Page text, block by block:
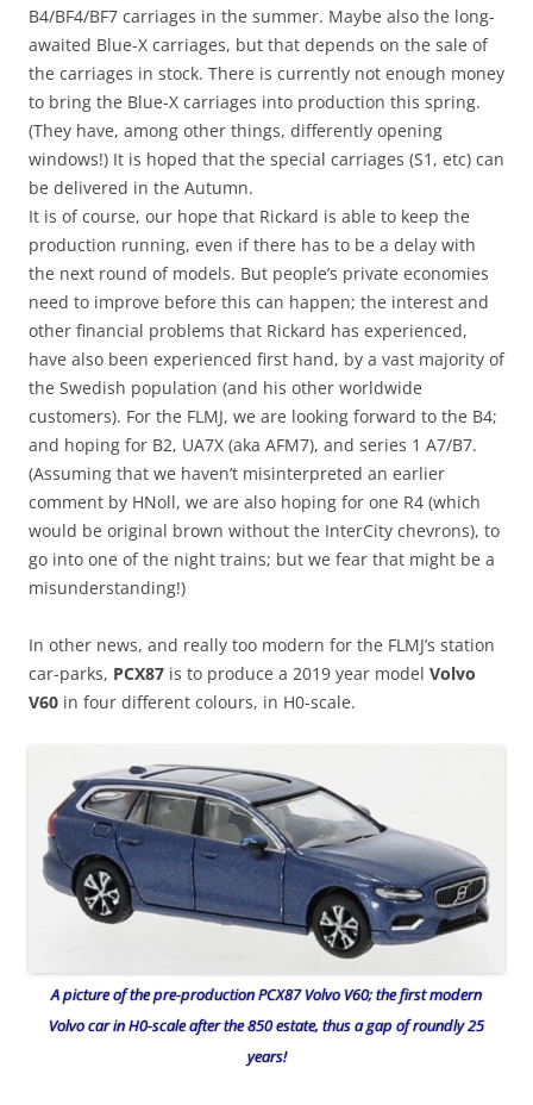
B4/BF4/BF7 carriages in the summer. Maybe also the long-
awaited Blue-X carriages, but that depends on the sale of
the carriages in stock. There is currently not enough money
to bring the Blue-X carriages into production this spring.
(They have, among other things, differently opening
windows!) It is hoped that the special carriages (S1, etc) can
be delivered in the Autumn.
It is of course, our hope that Rickard is able to keep the
production running, even if there has to be a delay with
the next round of models. But people’s private economies
need to improve before this can happen; the interest and
other financial problems that Rickard has experienced,
have also been experienced first hand, by a vast majority of
the Swedish population (and his other worldwide
customers). For the FLMJ, we are looking forward to the B4;
and hoping for B2, UA7X (aka AFM7), and series 1 A7/B7.
(Assuming that we haven’t misinterpreted an earlier
comment by HNoll, we are also hoping for one R4 (which
would be original brown without the InterCity chevrons), to
go into one of the night trains; but we fear that might be a
misunderstanding!)
In other news, and really too modern for the FLMJ’s station
car-parks, PCX87 is to produce a 2019 year model Volvo
V60 in four different colours, in H0-scale.
A picture of the pre-production PCX87 Volvo V60; the first modern
Volvo car in H0-scale after the 850 estate, thus a gap of roundly 25
years!